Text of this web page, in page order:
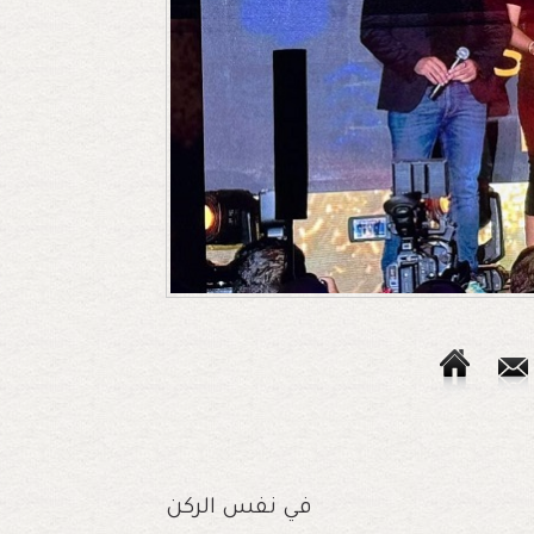
في نفس الركن